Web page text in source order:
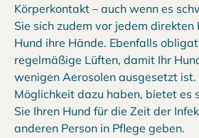
Körperkontakt – auch wenn es
Sie sich zudem vor jedem
Hund ihre Hände. Ebenfalls
regelmäßige Lüften, damit Ihr
wenigen Aerosolen ausgesetzt ist.
Möglichkeit dazu haben, bietet es
Sie Ihren Hund für die Zeit der
anderen Person in Pflege geben.